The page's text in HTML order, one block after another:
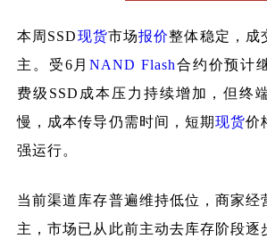
本周 SSD现货市场报价整体稳定，成
主。受6月NAND Flash合约价预计
费级SSD成本压力持续增加，但终
慢，成本传导仍需时间，短期现货价
强运行。
当前渠道库存普遍维持低位，商家经
主，市场已从此前主动去库存阶段逐